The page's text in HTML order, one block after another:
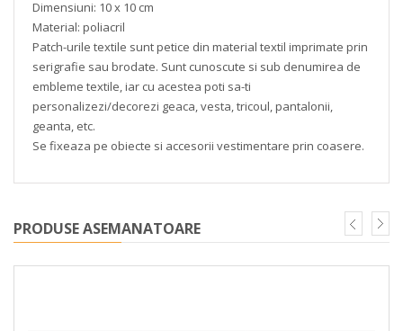
Dimensiuni: 10 x 10 cm
Material: poliacril
Patch-urile textile sunt petice din material textil imprimate prin
serigrafie sau brodate. Sunt cunoscute si sub denumirea de
embleme textile, iar cu acestea poti sa-ti
personalizezi/decorezi geaca, vesta, tricoul, pantalonii,
geanta, etc.
Se fixeaza pe obiecte si accesorii vestimentare prin coasere.
PRODUSE ASEMANATOARE